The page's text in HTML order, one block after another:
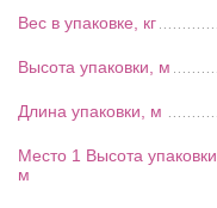
Вес в упаковке, кг
Высота упаковки, м
Длина упаковки, м
Место 1 Высота упаковки,
м